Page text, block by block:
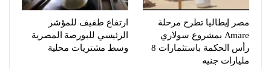
مصر إيطاليا تطرح مرحلة
Amare بمشروع سولاري
رأس الحكمة باستثمارات 8
مليارات جنيه
ارتفاع طفيف للمؤشر
الرئيسي للبورصة المصرية
وسط مشتريات محلية